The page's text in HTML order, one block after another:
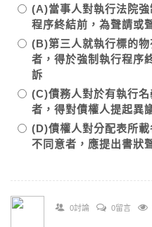
(A)當事人對執行法院
程序終結前，為聲請或
(B)第三人就執行標的物
者，得於強制執行程序
訴
(C)債務人對於有執行
者，得對債權人提起異
(D)債權人對分配表所
不同意者，應提出書狀
0討論 0留言